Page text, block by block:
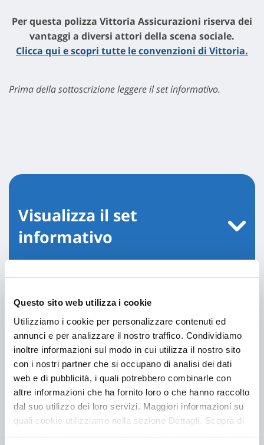
Questo sito web utilizza i cookie
Utilizziamo i cookie per personalizzare contenuti ed
annunci e per analizzare il nostro traffico. Condividiamo
inoltre informazioni sul modo in cui utilizza il nostro sito
con i nostri partner che si occupano di analisi dei dati
web e di pubblicità, i quali potrebbero combinarle con
altre informazioni che ha fornito loro o che hanno raccolto
dal suo utilizzo dei loro servizi. Maggiori informazioni su
quali cookie utilizziamo nella sezione Dettagli. Scopra di
più su chi siamo, come può contattarci e come trattiamo i
Per questa polizza Vittoria Assicurazioni riserva dei
vantaggi a diversi attori della scena sociale.
Clicca qui e scopri tutte le convenzioni di Vittoria.
Prima della sottoscrizione leggere il set informativo.
Visualizza il set
informativo
Le nostre soluzioni